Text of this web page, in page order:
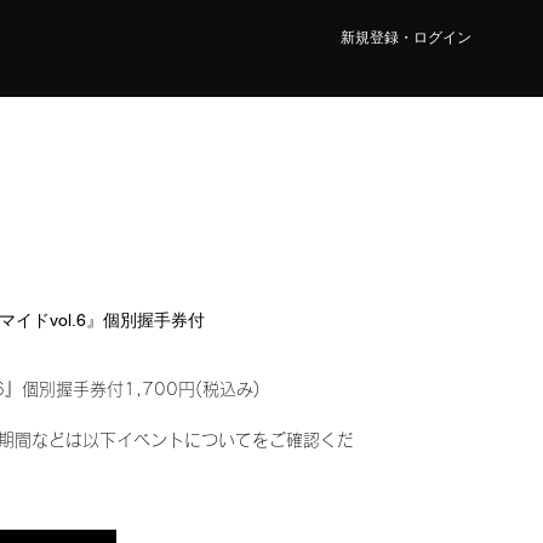
新規登録・ログイン
イドvol.6』個別握手券付
』個別握手券付1,700円(税込み)
間などは以下イベントについてをご確認くだ